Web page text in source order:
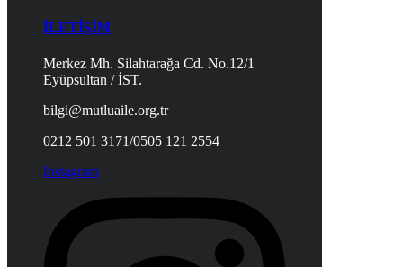
İLETİŞİM
Merkez Mh. Silahtarağa Cd. No.12/1
Eyüpsultan / İST.
bilgi@mutluaile.org.tr
0212 501 3171/0505 121 2554
Instagram